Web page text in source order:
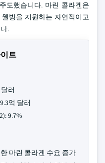
도했습니다. 마린 콜라겐은
빙을 지원하는 자연적이고
.
트
러
억 달러
9.7%
마린 콜라겐 수요 증가